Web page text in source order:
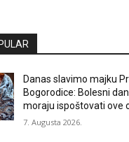
Danas slavimo majku
Bogorodice: Bolesni
moraju ispoštovati ove
7. Augusta 2026.